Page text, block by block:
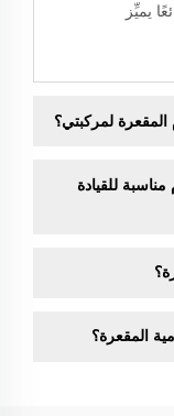
يميِّز
لمركبتي؟
للقيادة
المقعرة؟